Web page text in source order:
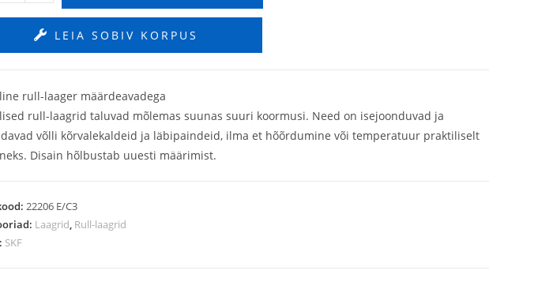
LEIA SOBIV KORPUS
rull-laager määrdeavadega
rull-laagrid taluvad mõlemas suunas suuri koormusi. Need on isejoonduvad ja
võlli kõrvalekaldeid ja läbipaindeid, ilma et hõõrdumine või temperatuur praktiliselt
Disain hõlbustab uuesti määrimist.
22206 E/C3
Laagrid, Rull-laagrid
SKF